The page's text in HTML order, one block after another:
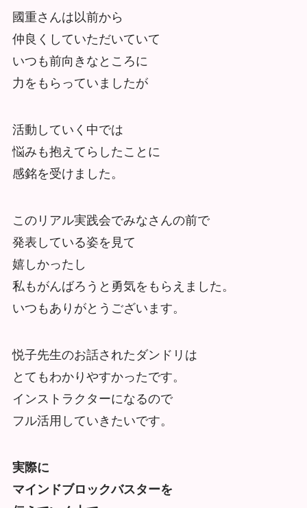
國重さんは以前から
仲良くしていただいていて
いつも前向きなところに
力をもらっていましたが
活動していく中では
悩みも抱えてらしたことに
感銘を受けました。
このリアル実践会でみなさんの前で
発表している姿を見て
嬉しかったし
私もがんばろうと勇気をもらえました。
いつもありがとうございます。
悦子先生のお話されたダンドリは
とてもわかりやすかったです。
インストラクターになるので
フル活用していきたいです。
実際に
マインドブロックバスターを